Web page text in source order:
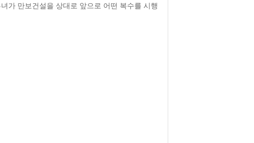
가 만보건설을 상대로 앞으로 어떤 복수를 시행